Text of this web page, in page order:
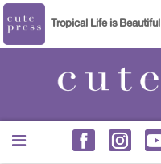
Tropical Life is Beautiful